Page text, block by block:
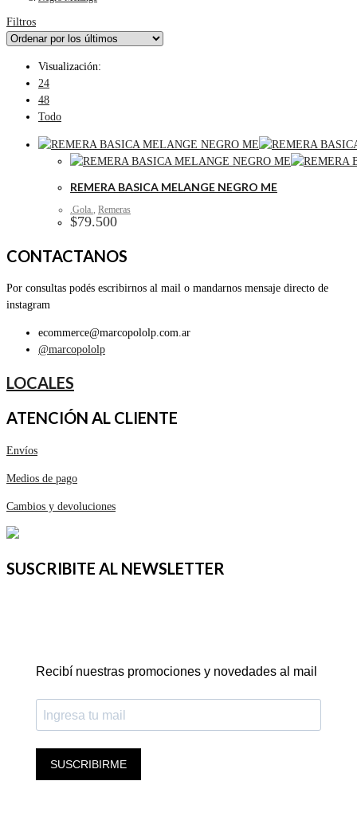
Filtros
Visualización:
24
48
Todo
REMERA BASICA MELANGE NEGRO ME
.Gola., Remeras
$79.500
CONTACTANOS
Por consultas podés escribirnos al mail o mandarnos mensaje directo de
instagram
ecommerce@marcopololp.com.ar
@marcopololp
LOCALES
ATENCIÓN AL CLIENTE
Envíos
Medios de pago
Cambios y devoluciones
SUSCRIBITE AL NEWSLETTER
Recibí nuestras promociones y novedades al mail
SUSCRIBIRME